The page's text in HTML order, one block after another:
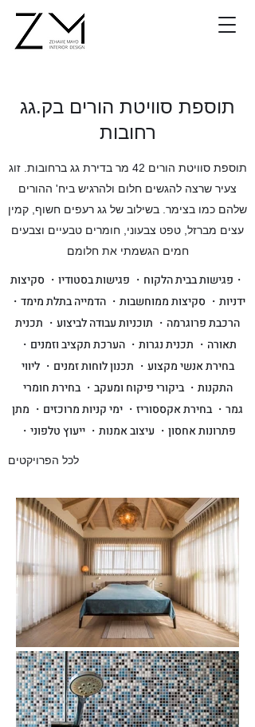
תוספת סוויטת הורים בק.גג
רחובות
תוספת סוויטת הורים 42 מר בדירת גג ברחובות. זוג
צעיר שרצה להגשים חלום ולהרגיש ביח' ההורים
שלהם כמו בצימר. בשילוב של גג רעפים חשוף, קמין
עצים מברזל, טפט צבעוני, חומרים טבעיים וצבעים
חמים הגשמתי את חלומם
・פגישות בבית הלקוח・ פגישות בסטודיו・ סקיצות
ידניות・ סקיצות ממוחשבות・ הדמייה בתלת מימד・
הרכבת פרוגרמה・ תוכניות עבודה לביצוע・ תכנית
תאורה・ תכנית נגרות・ הערכת תקציב וזמנים・
בחירת אנשי מקצוע・ תכנון לוחות זמנים・ ליווי
התקנות・ ביקורי פיקוח ומעקב・ בחירת חומרי
גמר・ בחירת אקססוריז・ ימי קניות מרוכזים・ מתן
פתרונות אחסון・ עיצוב אמנות・ ייעוץ טלפוני・
לכל הפרויקטים